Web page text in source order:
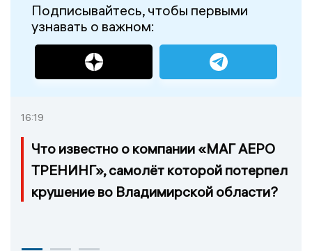
Подписывайтесь, чтобы первыми
узнавать о важном:
16:19
Что известно о компании «МАГ АЕРО
ТРЕНИНГ», самолёт которой потерпел
крушение во Владимирской области?